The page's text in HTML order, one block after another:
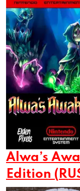
Alwa’s
Edition